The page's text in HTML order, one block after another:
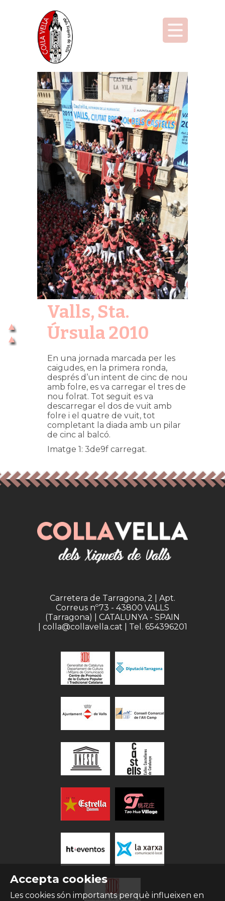
Valls, Sta.
Úrsula 2010
En una jornada marcada per les
caigudes, en la primera ronda,
després d’un intent de cinc de nou
amb folre, es va carregar el tres de
nou folrat. Tot seguit es va
descarregar el dos de vuit amb
folre i el quatre de vuit, tot
completant la diada amb un pilar
de cinc al balcó.
Imatge 1: 3de9f carregat.
Accepta cookies
Les cookies són importants perquè influeixen en
Carretera de Tarragona, 2 | Apt.
Correus nº73 - 43800 VALLS
(Tarragona) | CATALUNYA - SPAIN
| colla@collavella.cat | Tel. 654396201